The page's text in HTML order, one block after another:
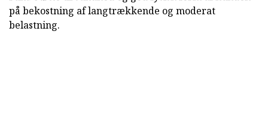
på bekostning af langtrækkende og moderat
belastning.